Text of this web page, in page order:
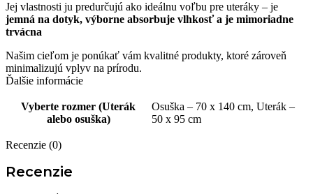
Jej vlastnosti ju predurčujú ako ideálnu voľbu pre uteráky – je
jemná na dotyk, výborne absorbuje vlhkosť a je mimoriadne
trvácna
Našim cieľom je ponúkať vám kvalitné produkty, ktoré zároveň
minimalizujú vplyv na prírodu.
Ďalšie informácie
Vyberte rozmer (Uterák
alebo osuška)
Osuška – 70 x 140 cm, Uterák –
50 x 95 cm
Recenzie (0)
Recenzie